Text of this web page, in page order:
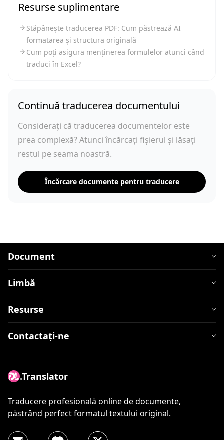
Resurse suplimentare
Stăpânește traducerea PDF: Cum păstrează AI
formatarea și structura originală
Cum poți asigura menținerea formulelor atunci când
traduci în Excel?
Continuă traducerea documentului
Considerați că traducerea documentelor este
prea complexă? Atunci încărcați fișierul și lăsați
restul pe seama noastră.
Încărcare documente pentru traducere
Document
Limbă
Resurse
Contactați-ne
.Translator
Traducere profesională online de documente,
păstrând perfect formatul textului original.